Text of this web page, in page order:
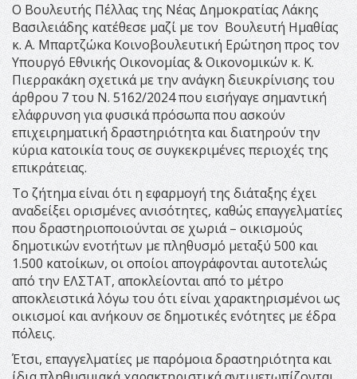
Ο Βουλευτής Πέλλας της Νέας Δημοκρατίας Λάκης
Βασιλειάδης κατέθεσε μαζί με τον Βουλευτή Ημαθίας
κ. Α. Μπαρτζώκα Κοινοβουλευτική Ερώτηση προς τον
Υπουργό Εθνικής Οικονομίας & Οικονομικών κ. Κ.
Πιερρακάκη σχετικά με την ανάγκη διευκρίνισης του
άρθρου 7 του Ν. 5162/2024 που εισήγαγε σημαντική
ελάφρυνση για φυσικά πρόσωπα που ασκούν
επιχειρηματική δραστηριότητα και διατηρούν την
κύρια κατοικία τους σε συγκεκριμένες περιοχές της
επικράτειας.
Το ζήτημα είναι ότι η εφαρμογή της διάταξης έχει
αναδείξει ορισμένες ανισότητες, καθώς επαγγελματίες
που δραστηριοποιούνται σε χωριά – οικισμούς
δημοτικών ενοτήτων με πληθυσμό μεταξύ 500 και
1.500 κατοίκων, οι οποίοι απογράφονται αυτοτελώς
από την ΕΛΣΤΑΤ, αποκλείονται από το μέτρο
αποκλειστικά λόγω του ότι είναι χαρακτηρισμένοι ως
οικισμοί και ανήκουν σε δημοτικές ενότητες με έδρα
πόλεις.
Έτσι, επαγγελματίες με παρόμοια δραστηριότητα και